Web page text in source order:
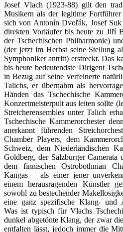
Josef Vlach (1923-88) gilt den
Musikern als der legitime
sich von Antonín Dvořák, Josef
direkten Vorläufer bis heute zu Jiří
der Tschechischen Philharmonie)
(der jetzt im Herbst seine Stellung
Symphoniker antritt) erstreckt. Das
bis heute bedeutendste Dirigent
in Bezug auf seine verfeinerte
Talichs, er übernahm als
Händen das Tschechische
Konzertmeisterpult aus leiten sollte
Streicherensembles unter Talich
Tschechische Kammerorchester
anerkannt führenden
Chamber Players, dem
Schweiz, dem Niederländischen
Goldberg, der Salzburger Camerata
dem finnischen Ostrobothnian
Kangas – als einer jener
einem herausragenden Künstler
sowohl zu bestechender
eine ganz spezifische Klang- und
Was ist typisch für Vlachs
dunkel abgetönte Klang, der zwar
entfalten lässt, jedoch immer die